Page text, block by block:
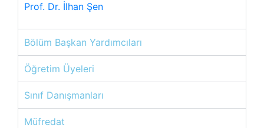
Prof. Dr. İlhan Şen
Bölüm Başkan Yardımcıları
Öğretim Üyeleri
Sınıf Danışmanları
Müfredat